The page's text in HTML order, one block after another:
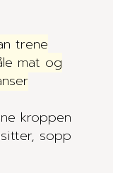
trene
mat og
kroppen
sopp